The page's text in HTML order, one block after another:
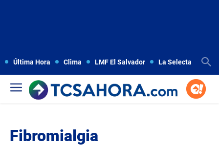
Última Hora Clima LMF El Salvador La Selecta
Fibromialgia